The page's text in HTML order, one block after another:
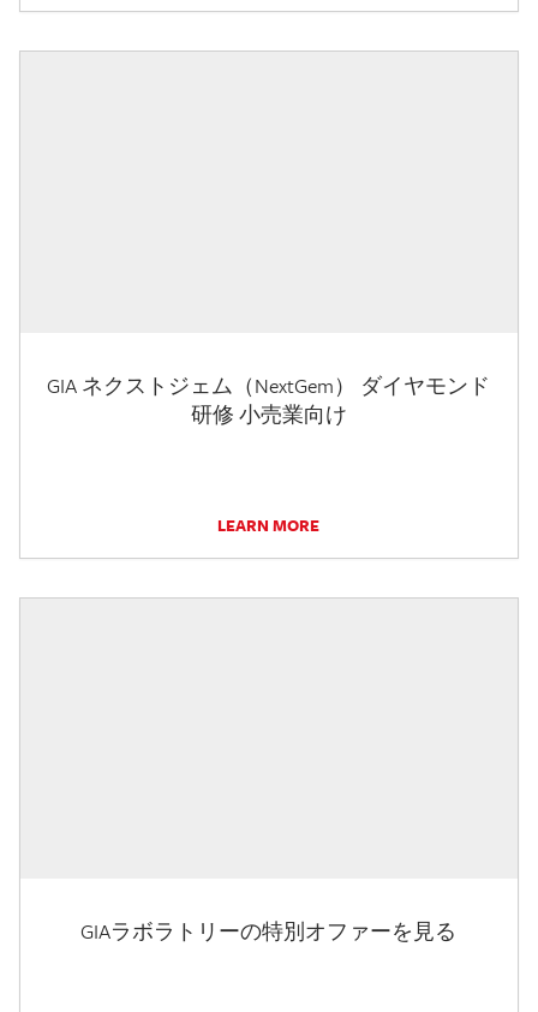
GIA ネクストジェム（NextGem） ダイヤモンド
研修 小売業向け
LEARN MORE
GIAラボラトリーの特別オファーを見る